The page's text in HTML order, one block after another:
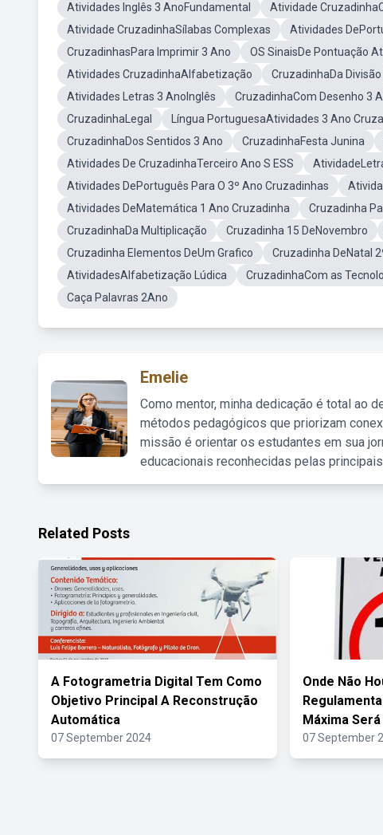
Atividades Inglês 3 AnoFundamental
Atividade
Atividade CruzadinhaSílabas Complexas
Atividades
CruzadinhasPara Imprimir 3 Ano
OS SinaisDe Pontuação
Atividades CruzadinhaAlfabetização
CruzadinhaDa Divisão
Atividades Letras 3 AnoInglês
CruzadinhaCom Desenho 3
CruzadinhaLegal
Língua PortuguesaAtividades 3 Ano
CruzadinhaDos Sentidos 3 Ano
CruzadinhaFesta Junina
Atividades De CruzadinhaTerceiro Ano S ESS
Atividades DePortuguês Para O 3º Ano Cruzadinhas
Atividades DeMatemática 1 Ano Cruzadinha
Cruzadinha
CruzadinhaDa Multiplicação
Cruzadinha 15 DeNovembro
Cruzadinha Elementos DeUm Grafico
Cruzadinha DeNatal
AtividadesAlfabetização Lúdica
CruzadinhaCom as
Caça Palavras 2Ano
Emelie
Como mentor, minha dedicação é total ao
métodos pedagógicos que priorizam
missão é orientar os estudantes em sua
educacionais reconhecidas pelas
Related Posts
A Fotogrametria Digital Tem Como
Objetivo Principal A Reconstrução
Automática
07 September 2024
Onde Não
Máxima Será
07 September